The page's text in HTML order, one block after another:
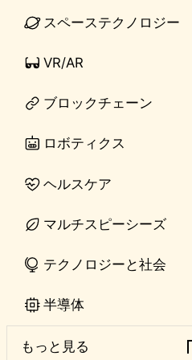
スペーステクノロジー
VR/AR
ブロックチェーン
ロボティクス
ヘルスケア
マルチスピーシーズ
テクノロジーと社会
半導体
もっと見る